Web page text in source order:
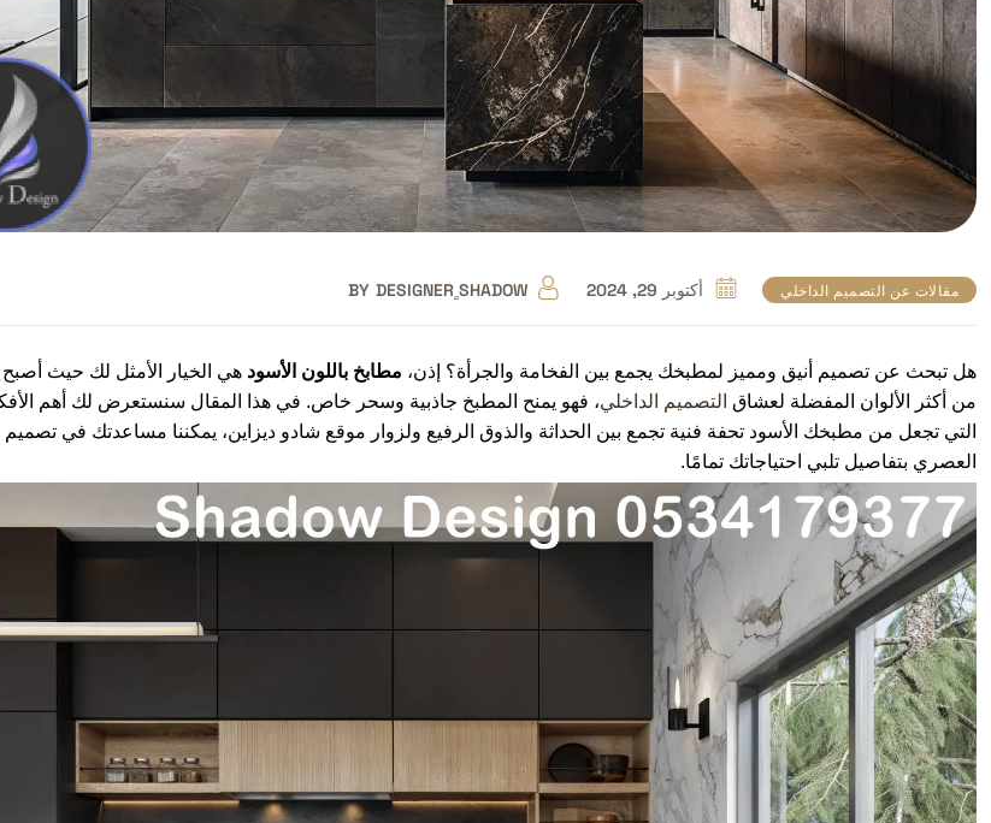
مقالات عن التصميم الداخلي أكتوبر 29, 2024 BY DESIGNER ٍSHADOW
هل تبحث عن تصميم أنيق ومميز لمطبخك يجمع بين الفخامة والجرأة؟ إذن، مطابخ باللون الأسود هي الخيار الأمثل لك حيث أصبح
من أكثر الألوان المفضلة لعشاق التصميم الداخلي، فهو يمنح المطبخ جاذبية وسحر خاص. في هذا المقال سنستعرض لك أهم
التي تجعل من مطبخك الأسود تحفة فنية تجمع بين الحداثة والذوق الرفيع ولزوار موقع شادو ديزاين، يمكننا مساعدتك في
العصري بتفاصيل تلبي احتياجاتك تمامًا.